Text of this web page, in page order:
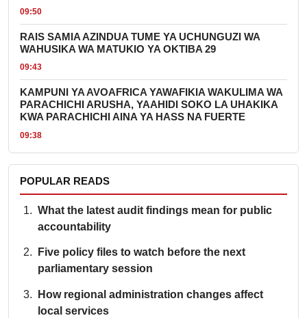
09:50
RAIS SAMIA AZINDUA TUME YA UCHUNGUZI WA
WAHUSIKA WA MATUKIO YA OKTIBA 29
09:43
KAMPUNI YA AVOAFRICA YAWAFIKIA WAKULIMA WA
PARACHICHI ARUSHA, YAAHIDI SOKO LA UHAKIKA
KWA PARACHICHI AINA YA HASS NA FUERTE
09:38
POPULAR READS
What the latest audit findings mean for public
accountability
Five policy files to watch before the next
parliamentary session
How regional administration changes affect
local services